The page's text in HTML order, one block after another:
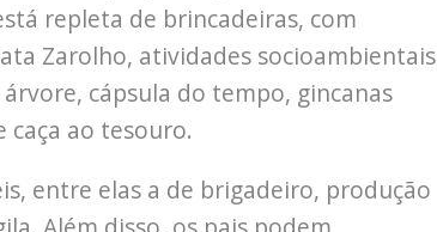
repleta de brincadeiras, com
Zarolho, atividades socioambientais
cápsula do tempo, gincanas
caça ao tesouro.
entre elas a de brigadeiro, produção